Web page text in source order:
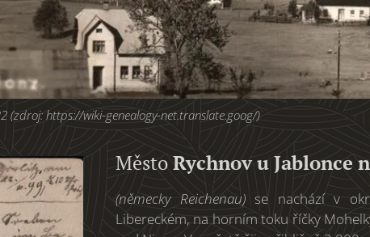
(zdroj: https://wiki-genealogy-net.translate.goog/)
MěstoRychnov u Jablonce
(německy Reichenau)se nachází v
Libereckém, na horním toku říčky